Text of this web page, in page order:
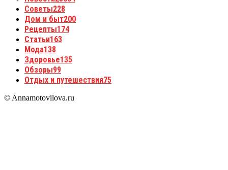
Советы228
Дом и быт200
Рецепты174
Статьи163
Мода138
Здоровье135
Обзоры99
Отдых и путешествия75
© Annamotovilova.ru